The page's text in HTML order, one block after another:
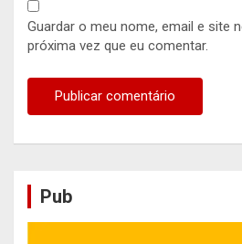
Guardar o meu nome, email e site
próxima vez que eu comentar.
Pub